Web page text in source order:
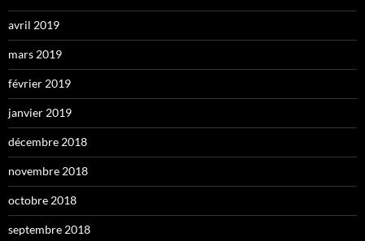
avril 2019
mars 2019
février 2019
janvier 2019
décembre 2018
novembre 2018
octobre 2018
septembre 2018